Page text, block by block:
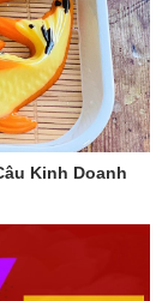
Kinh Doanh